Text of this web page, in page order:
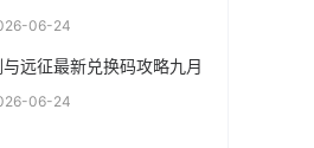
06-24
与远征最新兑换码攻略九月
06-24